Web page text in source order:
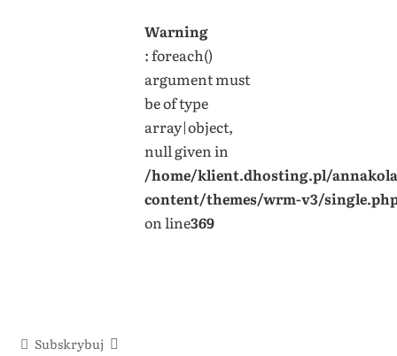
Warning
: foreach()
argument must
be of type
array|object,
null given in
/home/klient.dhosting.pl/
content/themes/wrm-v3/
on line369
Subskrybuj